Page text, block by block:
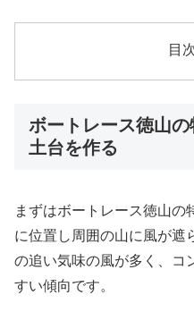
目
ボートレース徳山
土台を作る
まずはボートレース徳山の
に位置し周囲の山に風が遮
の追い気味の風が多く、コ
すい傾向です。